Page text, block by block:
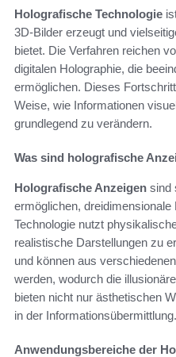
Holografische Technologie
3D-Bilder erzeugt und
bietet. Die Verfahren reichen
digitalen Holographie, die
ermöglichen. Dieses
Weise, wie Informationen
grundlegend zu verändern.
Was sind holografische
Holografische Anzeigen sind
ermöglichen,
Technologie nutzt
realistische Darstellungen zu
und können aus
werden, wodurch die
bieten nicht nur ästhetischen
in der Informationsübermittlung.
Anwendungsbereiche der